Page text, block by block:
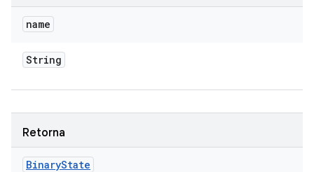
name
String
Retorna
BinaryState